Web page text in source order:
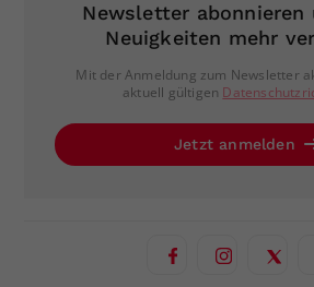
Newsletter abonnieren
Neuigkeiten mehr
Mit der Anmeldung zum Newsletter
aktuell gültigen
Jetzt anmelden